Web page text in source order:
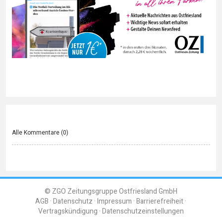
Alle Kommentare (0)
© ZGO Zeitungsgruppe Ostfriesland GmbH
AGB Datenschutz Impressum Barrierefreiheit
Vertragskündigung Datenschutzeinstellungen